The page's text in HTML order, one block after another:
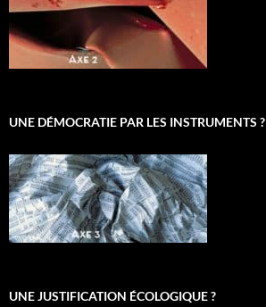
UNE DÉMOCRATIE PAR LES INSTRUMENTS ?
UNE JUSTIFICATION ÉCOLOGIQUE ?